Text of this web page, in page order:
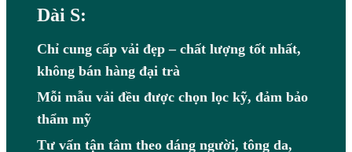
Dài S:
Chỉ cung cấp vải đẹp – chất lượng tốt nhất,
không bán hàng đại trà
Mỗi mẫu vải đều được chọn lọc kỹ, đảm bảo
thẩm mỹ
Tư vấn tận tâm theo dáng người, tông da,